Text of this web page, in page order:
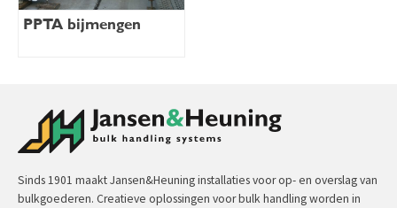
PPTA bijmengen
Sinds 1901 maakt Jansen&Heuning installaties voor op- en overslag van
bulkgoederen. Creatieve oplossingen voor bulk handling worden in